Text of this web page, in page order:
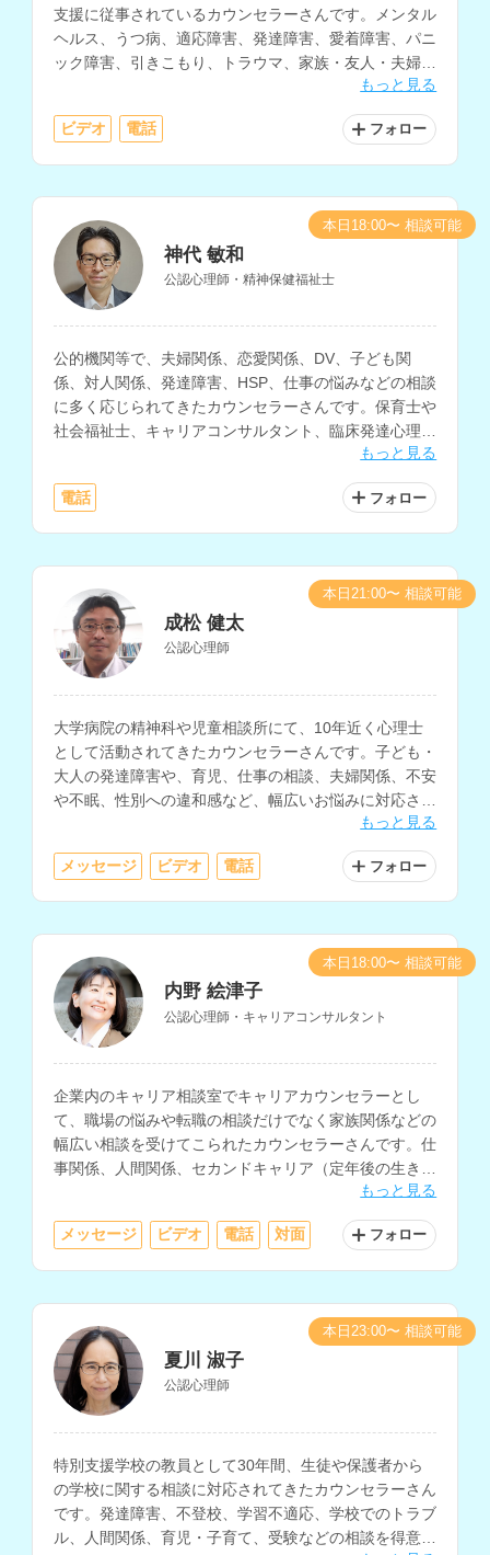
支援に従事されているカウンセラーさんです。メンタル
ヘルス、うつ病、適応障害、発達障害、愛着障害、パニ
ック障害、引きこもり、トラウマ、家族・友人・夫婦・
職場等の人間関係、生きづらさについての相談などに対
もっと見る
ビデオ 電話 フォロー
神代 敏和
公認心理師・精神保健福祉士
公的機関等で、夫婦関係、恋愛関係、DV、子ども関
係、対人関係、発達障害、HSP、仕事の悩みなどの相談
に多く応じられてきたカウンセラーさんです。保育士や
社会福祉士、キャリアコンサルタント、臨床発達心理士
もっと見る
電話 フォロー
本日18:00〜 相談可能
成松 健太
公認心理師
大学病院の精神科や児童相談所にて、10年近く心理士
として活動されてきたカウンセラーさんです。子ども・
大人の発達障害や、育児、仕事の相談、夫婦関係、不安
や不眠、性別への違和感など、幅広いお悩みに対応され
もっと見る
メッセージ ビデオ 電話 フォロー
本日21:00〜 相談可能
内野 絵津子
公認心理師・キャリアコンサルタント
企業内のキャリア相談室でキャリアカウンセラーとし
て、職場の悩みや転職の相談だけでなく家族関係などの
幅広い相談を受けてこられたカウンセラーさんです。仕
事関係、人間関係、セカンドキャリア（定年後の生き
もっと見る
メッセージ ビデオ 電話 対面 フォロー
本日18:00〜 相談可能
夏川 淑子
公認心理師
特別支援学校の教員として30年間、生徒や保護者から
の学校に関する相談に対応されてきたカウンセラーさん
です。発達障害、不登校、学習不適応、学校でのトラブ
ル、人間関係、育児・子育て、受験などの相談を得意と
本日23:00〜 相談可能